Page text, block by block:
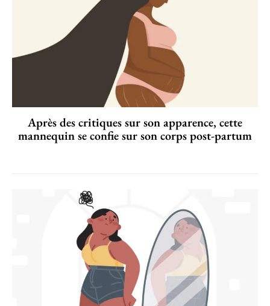
Après des critiques sur son apparence, cette
mannequin se confie sur son corps post-partum